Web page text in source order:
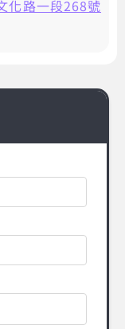
化路一段268號